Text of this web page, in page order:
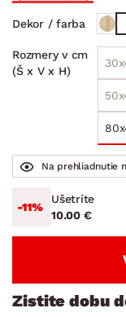
Dekor / farba
Rozmery v cm
(Š x V x H)
Na prehliadnutie
-11%
Ušetríte
10.00 €
Zistite dobu